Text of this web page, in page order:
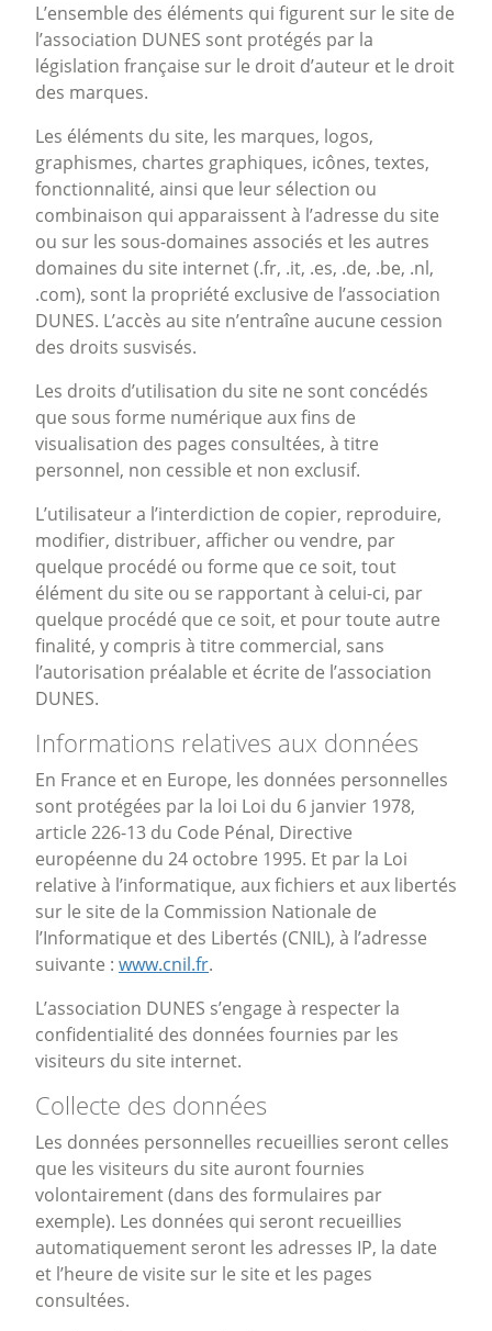
L’ensemble des éléments qui figurent sur le site de
l’association DUNES sont protégés par la
législation française sur le droit d’auteur et le droit
des marques.
Les éléments du site, les marques, logos,
graphismes, chartes graphiques, icônes, textes,
fonctionnalité, ainsi que leur sélection ou
combinaison qui apparaissent à l’adresse du site
ou sur les sous-domaines associés et les autres
domaines du site internet (.fr, .it, .es, .de, .be, .nl,
.com), sont la propriété exclusive de l’association
DUNES. L’accès au site n’entraîne aucune cession
des droits susvisés.
Les droits d’utilisation du site ne sont concédés
que sous forme numérique aux fins de
visualisation des pages consultées, à titre
personnel, non cessible et non exclusif.
L’utilisateur a l’interdiction de copier, reproduire,
modifier, distribuer, afficher ou vendre, par
quelque procédé ou forme que ce soit, tout
élément du site ou se rapportant à celui-ci, par
quelque procédé que ce soit, et pour toute autre
finalité, y compris à titre commercial, sans
l’autorisation préalable et écrite de l’association
DUNES.
Informations relatives aux données
En France et en Europe, les données personnelles
sont protégées par la loi Loi du 6 janvier 1978,
article 226-13 du Code Pénal, Directive
européenne du 24 octobre 1995. Et par la Loi
relative à l’informatique, aux fichiers et aux libertés
sur le site de la Commission Nationale de
l’Informatique et des Libertés (CNIL), à l’adresse
suivante : www.cnil.fr.
L’association DUNES s’engage à respecter la
confidentialité des données fournies par les
visiteurs du site internet.
Collecte des données
Les données personnelles recueillies seront celles
que les visiteurs du site auront fournies
volontairement (dans des formulaires par
exemple). Les données qui seront recueillies
automatiquement seront les adresses IP, la date
et l’heure de visite sur le site et les pages
consultées.